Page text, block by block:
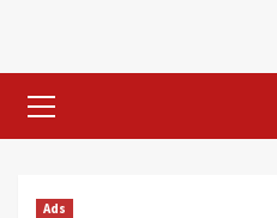
content
Menu
Ads